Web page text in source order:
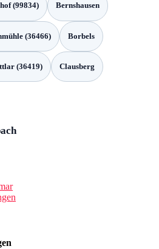
(99834) Bernshausen
(36466) Borbels
(36419) Clausberg